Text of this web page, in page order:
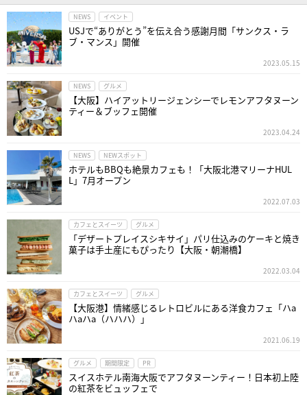
NEWS イベント
USJで“ありがとう”を伝え合う感謝月間「サンクス・ラ
ブ・マンス」開催
2023.05.15
NEWS グルメ
【大阪】ハイアットリージェンシーでレモンアフタヌーン
ティー＆ブッフェ開催
2023.04.24
NEWS NEWスポット
ホテルもBBQも絶景カフェも！「大阪北港マリーナHUL
L」7月オープン
2022.07.03
カフェとスイーツ グルメ
「デザートプレイスシキサイ」パリ仕込みのケーキと焼き
菓子は手土産にもぴったり【大阪・朝潮橋】
2022.03.04
カフェとスイーツ グルメ
【大阪港】情緒感じるレトロビルにある洋食カフェ「ハa
ハaハa（ハハハ）」
2021.06.19
グルメ 期間限定 PR
スイスホテル南海大阪でアフタヌーンティー！日本初上陸
の紅茶をビュッフェで